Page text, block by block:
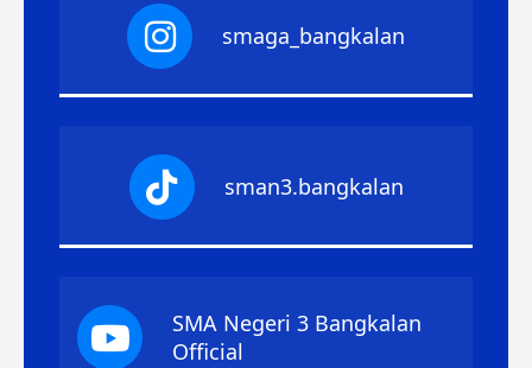
smaga_bangkalan
sman3.bangkalan
SMA Negeri 3 Bangkalan
Official